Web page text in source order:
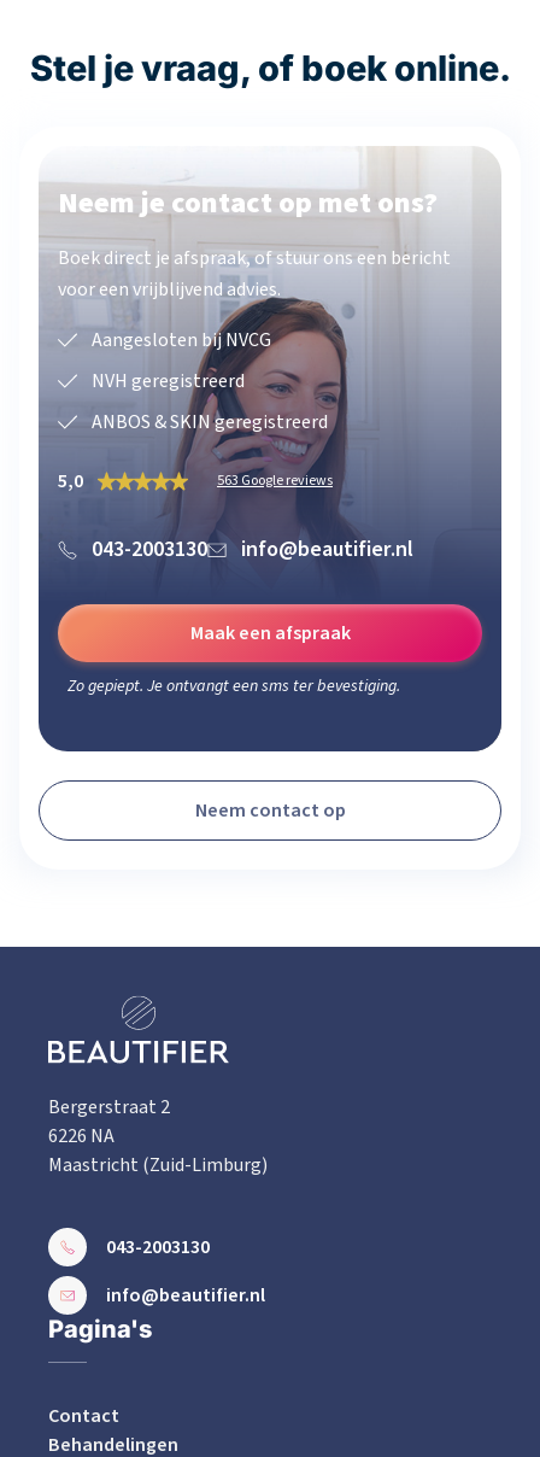
Stel je vraag, of boek online.
Neem je contact op met ons?
Boek direct je afspraak, of stuur ons een bericht
voor een vrijblijvend advies.
Aangesloten bij NVCG
NVH geregistreerd
ANBOS & SKIN geregistreerd
5,0 563 Google reviews
043-2003130 info@beautifier.nl
Maak een afspraak
Zo gepiept. Je ontvangt een sms ter bevestiging.
Neem contact op
Bergerstraat 2
6226 NA
Maastricht (Zuid-Limburg)
043-2003130
info@beautifier.nl
Pagina's
Contact
Behandelingen